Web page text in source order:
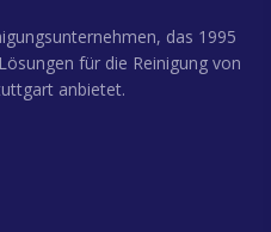
das 1995
für die Reinigung von
anbietet.